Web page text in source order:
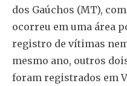
dos Gaúchos (MT),
ocorreu em uma área
registro de vítimas
mesmo ano, outros
foram registrados em